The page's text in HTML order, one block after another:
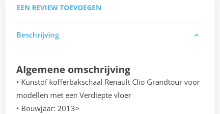
EEN REVIEW TOEVOEGEN
Beschrijving
Algemene omschrijving
• Kunstof kofferbakschaal Renault Clio Grandtour voor
modellen met een Verdiepte vloer
• Bouwjaar: 2013>